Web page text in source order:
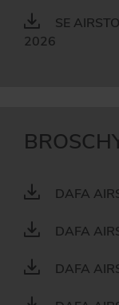
SE
2026
DAFA
DAFA
DAFA